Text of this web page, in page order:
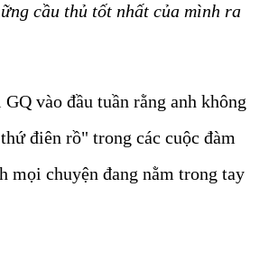
cầu thủ tốt nhất của mình ra
vào đầu tuần rằng anh không
điên rồ" trong các cuộc đàm
mọi chuyện đang nằm trong tay